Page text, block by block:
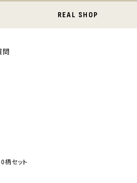
REAL SHOP
問
柄セット